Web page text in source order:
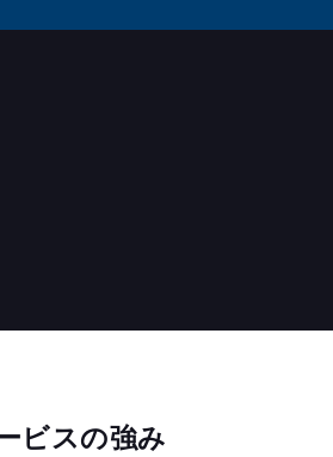
ビスの強み